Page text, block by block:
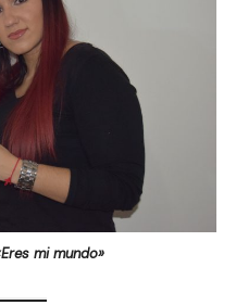
mi mundo»